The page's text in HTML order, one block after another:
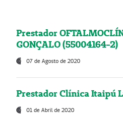
Prestador
GONÇALO (55004164-2)
07 de Agosto de 2020
Prestador Clínica Itaipú
01 de Abril de 2020